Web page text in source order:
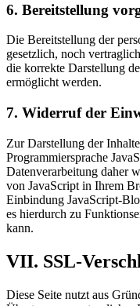
6. Bereitstellung
Die Bereitstellung der
gesetzlich, noch
die korrekte Darstellung
ermöglicht werden.
7. Widerruf der
Zur Darstellung der
Programmiersprache
Datenverarbeitung daher
von JavaScript in Ihrem
Einbindung JavaScript-
es hierdurch zu
kann.
VII. SSL-
Diese Seite nutzt aus